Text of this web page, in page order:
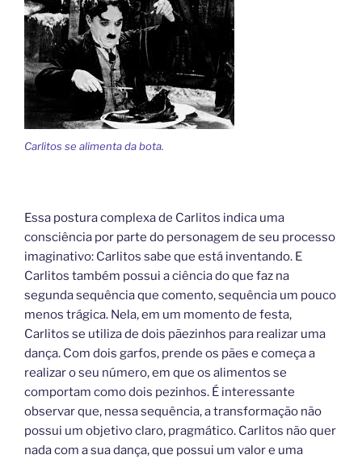
Carlitos se alimenta da bota.
Essa postura complexa de Carlitos indica uma
consciência por parte do personagem de seu processo
imaginativo: Carlitos sabe que está inventando. E
Carlitos também possui a ciência do que faz na
segunda sequência que comento, sequência um pouco
menos trágica. Nela, em um momento de festa,
Carlitos se utiliza de dois pãezinhos para realizar uma
dança. Com dois garfos, prende os pães e começa a
realizar o seu número, em que os alimentos se
comportam como dois pezinhos. É interessante
observar que, nessa sequência, a transformação não
possui um objetivo claro, pragmático. Carlitos não quer
nada com a sua dança, que possui um valor e uma